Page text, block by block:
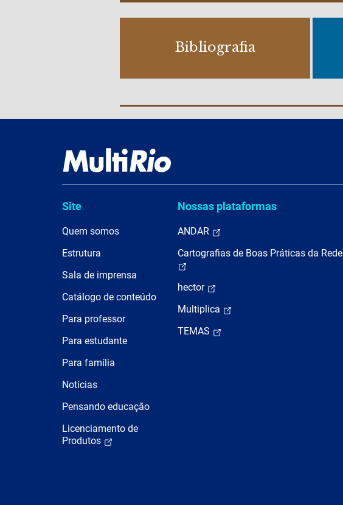
Bibliografia
Site
Quem somos
Estrutura
Sala de imprensa
Catálogo de conteúdo
Para professor
Para estudante
Para família
Notícias
Pensando educação
Licenciamento de
Produtos
Nossas plataformas
ANDAR
Cartografias de Boas Práticas da Rede
hector
Multiplica
TEMAS